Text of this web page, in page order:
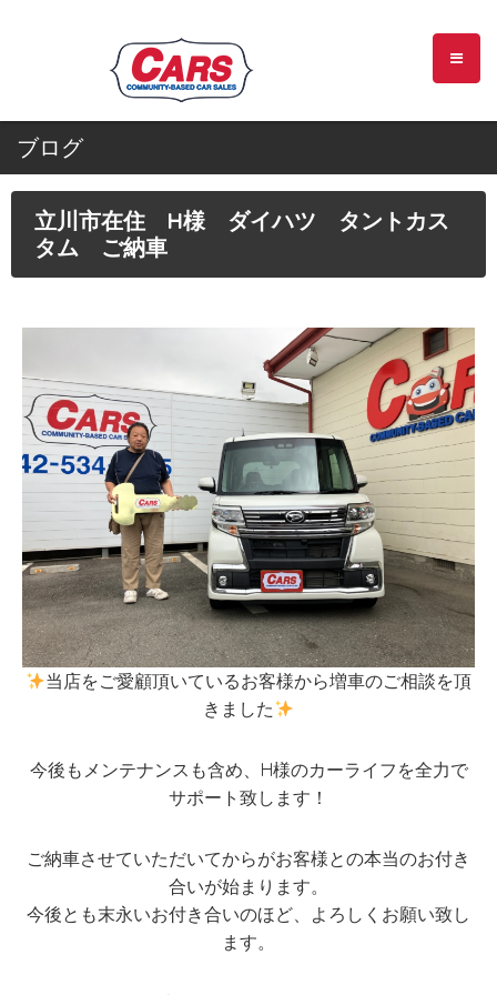
ブログ
立川市在住 H様 ダイハツ タントカス
タム ご納車
当店をご愛顧頂いているお客様から増車のご相談を頂
きました
今後もメンテナンスも含め、H様のカーライフを全力で
サポート致します！
ご納車させていただいてからがお客様との本当のお付き
合いが始まります。
今後とも末永いお付き合いのほど、よろしくお願い致し
ます。